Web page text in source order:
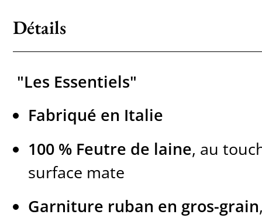
Détails
"Les Essentiels"
Fabriqué en Italie
100 % Feutre de laine, au
surface mate
Garniture ruban en gros-grain